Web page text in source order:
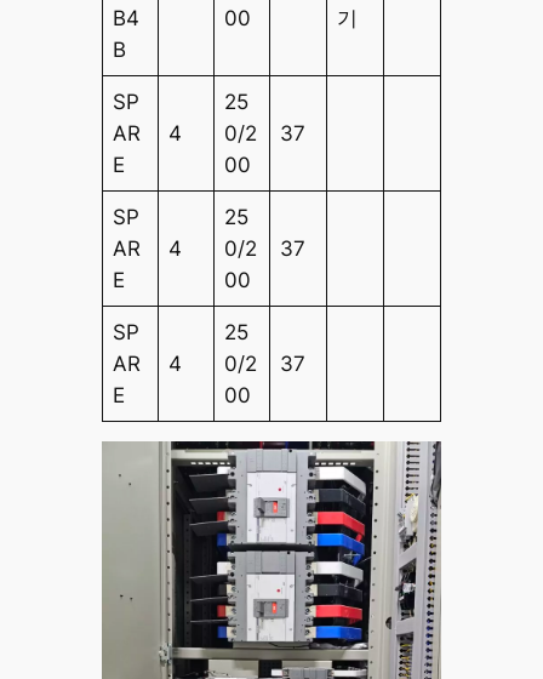
B4
B
00
기
SP
AR
E
4
25
0/2
00
37
SP
AR
E
4
25
0/2
00
37
SP
AR
E
4
25
0/2
00
37